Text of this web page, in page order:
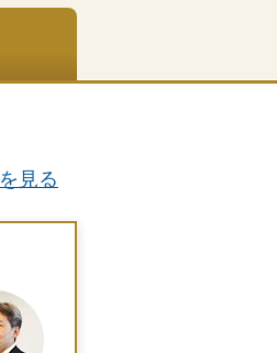
を見る